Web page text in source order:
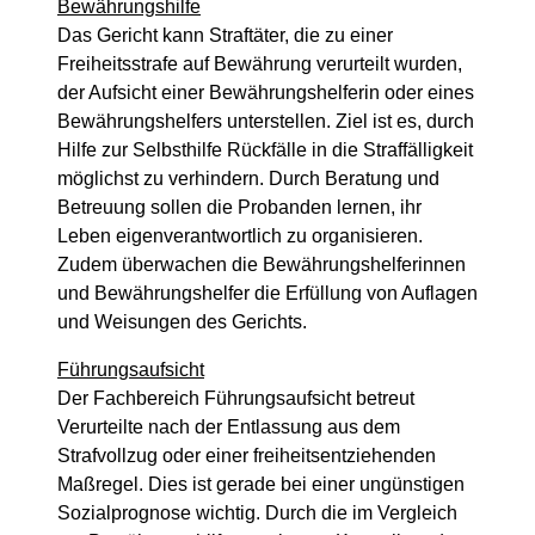
Bewährungshilfe
Das Gericht kann Straftäter, die zu einer
Freiheitsstrafe auf Bewährung verurteilt wurden,
der Aufsicht einer Bewährungshelferin oder eines
Bewährungshelfers unterstellen. Ziel ist es, durch
Hilfe zur Selbsthilfe Rückfälle in die Straffälligkeit
möglichst zu verhindern. Durch Beratung und
Betreuung sollen die Probanden lernen, ihr
Leben eigenverantwortlich zu organisieren.
Zudem überwachen die Bewährungshelferinnen
und Bewährungshelfer die Erfüllung von Auflagen
und Weisungen des Gerichts.
Führungsaufsicht
Der Fachbereich Führungsaufsicht betreut
Verurteilte nach der Entlassung aus dem
Strafvollzug oder einer freiheitsentziehenden
Maßregel. Dies ist gerade bei einer ungünstigen
Sozialprognose wichtig. Durch die im Vergleich